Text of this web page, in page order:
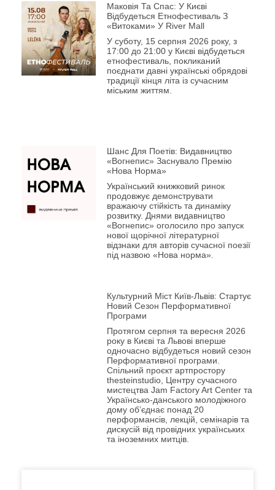
Маковія Та Спас: У Києві
Відбудеться Етнофестиваль З
«Витоками» У River Mall
У суботу, 15 серпня 2026 року, з
17:00 до 21:00 у Києві відбудеться
етнофестиваль, покликаний
поєднати давні українські обрядові
традиції кінця літа із сучасним
міським життям.
Шанс Для Поетів: Видавництво
«Вогнепис» Заснувало Премію
«Нова Норма»
Український книжковий ринок
продовжує демонструвати
вражаючу стійкість та динаміку
розвитку. Днями видавництво
«Вогнепис» оголосило про запуск
нової щорічної літературної
відзнаки для авторів сучасної поезії
під назвою «Нова норма».
Культурний Міст Київ-Львів: Стартує
Новий Сезон Перформативної
Програми
Протягом серпня та вересня 2026
року в Києві та Львові вперше
одночасно відбудеться новий сезон
Перформативної програми.
Спільний проєкт артпростору
thesteinstudio, Центру сучасного
мистецтва Jam Factory Art Center та
Українсько-данського молодіжного
дому об’єднає понад 20
перформансів, лекцій, семінарів та
дискусій від провідних українських
та іноземних митців.